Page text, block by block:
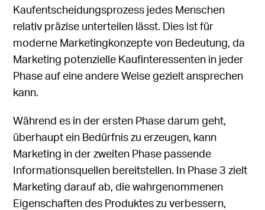
Kaufentscheidungsprozess jedes Menschen
relativ präzise unterteilen lässt. Dies ist für
moderne Marketingkonzepte von Bedeutung, da
Marketing potenzielle Kaufinteressenten in jeder
Phase auf eine andere Weise gezielt ansprechen
kann.
Während es in der ersten Phase darum geht,
überhaupt ein Bedürfnis zu erzeugen, kann
Marketing in der zweiten Phase passende
Informationsquellen bereitstellen. In Phase 3 zielt
Marketing darauf ab, die wahrgenommenen
Eigenschaften des Produktes zu verbessern,